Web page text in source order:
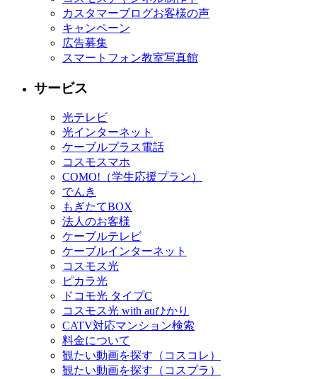
カスタマーブログお客様の声
キャンペーン
広告募集
スマートフォン教室写真館
サービス
光テレビ
光インターネット
ケーブルプラス電話
コスモスマホ
COMO!（学生応援プラン）
でんき
もぎたてBOX
法人のお客様
ケーブルテレビ
ケーブルインターネット
コスモス光
ピカラ光
ドコモ光 タイプC
コスモス光 with auひかり
CATV対応マンション検索
料金について
観たい動画を探す（コスコレ）
観たい動画を探す（コスプラ）